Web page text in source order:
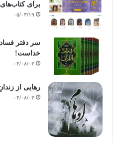
برای کتاب‌های
۰۵/۰۳/۱۹
سر دفتر فساد
خداست‌!
۰۴/۰۸/۰۳
رهایی از
۰۴/۰۸/۰۳